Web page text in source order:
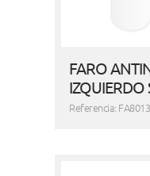
FARO
Referencia: